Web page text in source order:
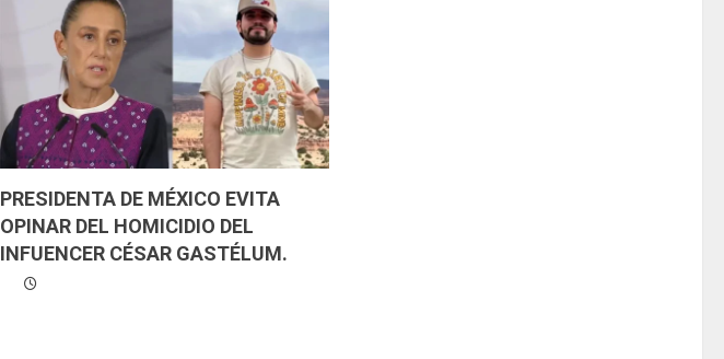
PRESIDENTA DE MÉXICO EVITA
OPINAR DEL HOMICIDIO DEL
INFUENCER CÉSAR GASTÉLUM.